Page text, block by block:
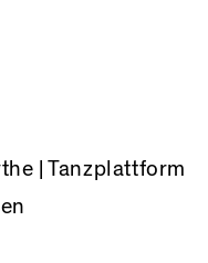
| Tanzplattform